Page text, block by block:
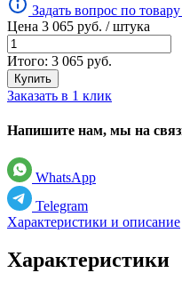
Задать вопрос по товару
Цена 3 065 руб. / штука
Итого: 3 065 руб.
Купить
Заказать в 1 клик
Напишите нам, мы на
WhatsApp
Telegram
Характеристики и описание
Характеристики